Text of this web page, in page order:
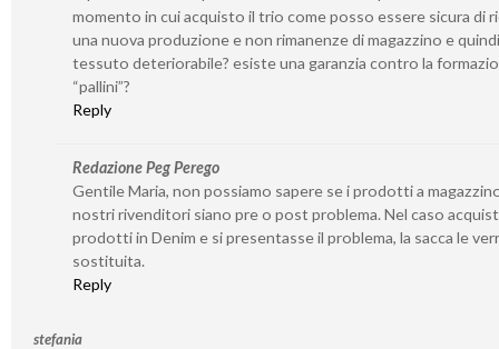
momento in cui acquisto il trio come posso essere sicura di
una nuova produzione e non rimanenze di magazzino e
tessuto deteriorabile? esiste una garanzia contro la
“pallini”?
Reply
Redazione Peg Perego
Gentile Maria, non possiamo sapere se i prodotti a
nostri rivenditori siano pre o post problema. Nel caso
prodotti in Denim e si presentasse il problema, la sacca le
sostituita.
Reply
stefania